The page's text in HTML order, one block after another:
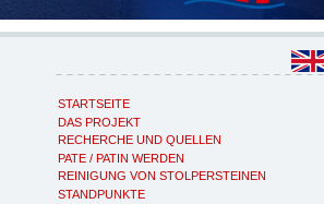
STARTSEITE
DAS PROJEKT
RECHERCHE UND QUELLEN
PATE / PATIN WERDEN
REINIGUNG VON STOLPERSTEINEN
STANDPUNKTE